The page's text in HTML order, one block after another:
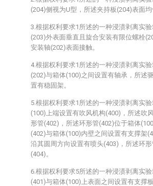
(204)侧视为U型，所述夹持板(204)表面
3.根据权利要求1所述的一种浸渍剥离实
(203)外表面垂直且旋合安装有限位螺栓
安装轴(202)表面接触。
4.根据权利要求1所述的一种浸渍剥离实
(202)与箱体(100)之间设置有轴承，所述
置有稳固架。
5.根据权利要求1所述的一种浸渍剥离实
(100)上端设置有吹风机构(400)，所述吹
形管(402)，所述环形管(402)位于箱体
(402)与箱体(100)内壁之间设置有支撑架
沿其圆周方向设置有喷头(403)，所述环
(404)。
6.根据权利要求5所述的一种浸渍剥离实
(401)与箱体(100)上表面之间设置有支撑